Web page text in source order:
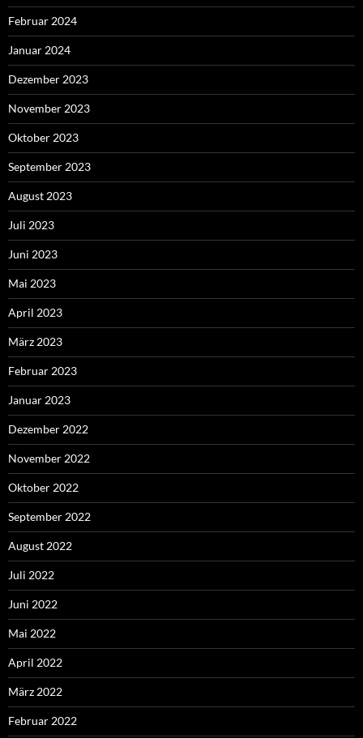
Februar 2024
Januar 2024
Dezember 2023
November 2023
Oktober 2023
September 2023
August 2023
Juli 2023
Juni 2023
Mai 2023
April 2023
März 2023
Februar 2023
Januar 2023
Dezember 2022
November 2022
Oktober 2022
September 2022
August 2022
Juli 2022
Juni 2022
Mai 2022
April 2022
März 2022
Februar 2022